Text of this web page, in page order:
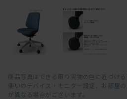
商品写真はできる限り実物の色に近づけ
使いのデバイス・モニター設定、お部屋
が異なる場合がございます。